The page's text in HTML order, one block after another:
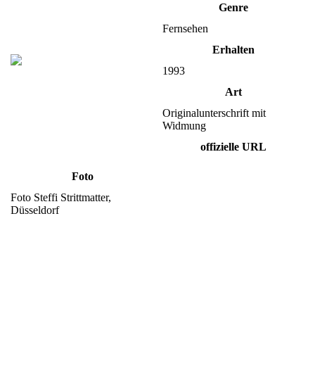
Genre
Fernsehen
Erhalten
1993
Art
Originalunterschrift mit
Widmung
offizielle URL
Foto
Foto Steffi Strittmatter,
Düsseldorf